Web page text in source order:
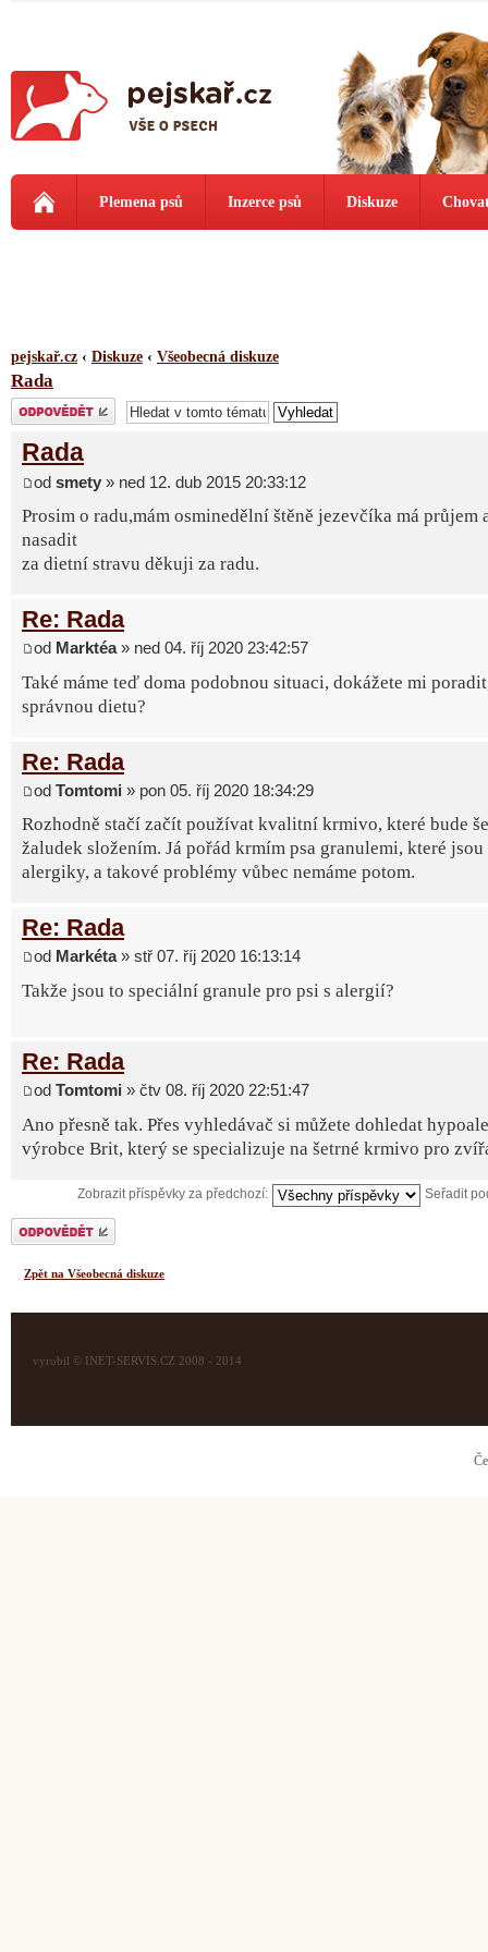
Plemena psů Inzerce psů Diskuze
pejskař.cz ‹ Diskuze ‹ Všeobecná diskuze
Rada
Odeslat odpověď
Rada
od smety » ned 12. dub 2015 20:33:12
Prosim o radu,mám osminedělní štěně jezevčíka má průjem
nasadit
za dietní stravu děkuji za radu.
Re: Rada
od Marktéa» ned 04. říj 2020 23:42:57
Také máme teď doma podobnou situaci, dokážete mi
správnou dietu?
Re: Rada
od Tomtomi » pon 05. říj 2020 18:34:29
Rozhodně stačí začít používat kvalitní krmivo, které bude
žaludek složením. Já pořád krmím psa granulemi, které
alergiky, a takové problémy vůbec nemáme potom.
Re: Rada
od Markéta» stř 07. říj 2020 16:13:14
Takže jsou to speciální granule pro psi s alergií?
Re: Rada
od Tomtomi » čtv 08. říj 2020 22:51:47
Ano přesně tak. Přes vyhledávač si můžete dohledat
výrobce Brit, který se specializuje na šetrné krmivo pro
Zobrazit příspěvky za předchozí: Seřadit
Odeslat odpověď
Zpět na Všeobecná diskuze
vyrobil © INET-SERVIS.CZ 2008 - 2014